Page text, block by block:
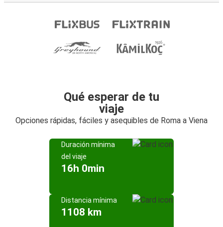
Qué esperar de tu
viaje
Opciones rápidas, fáciles y asequibles de Roma a Viena
Duración mínima
del viaje
16h 0min
Distancia mínima
1108 km